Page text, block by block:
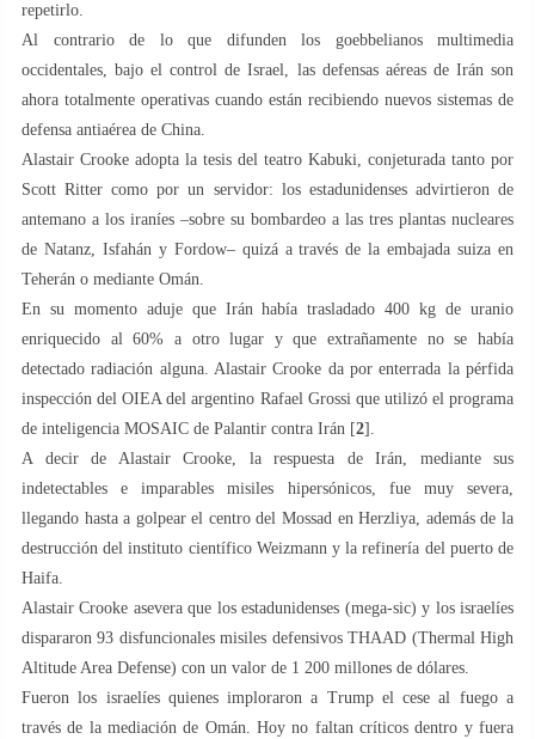
repetirlo.
Al contrario de lo que difunden los goebbelianos multimedia
occidentales, bajo el control de Israel, las defensas aéreas de Irán son
ahora totalmente operativas cuando están recibiendo nuevos sistemas de
defensa antiaérea de China.
Alastair Crooke adopta la tesis del teatro Kabuki, conjeturada tanto por
Scott Ritter como por un servidor: los estadunidenses advirtieron de
antemano a los iraníes –sobre su bombardeo a las tres plantas nucleares
de Natanz, Isfahán y Fordow– quizá a través de la embajada suiza en
Teherán o mediante Omán.
En su momento aduje que Irán había trasladado 400 kg de uranio
enriquecido al 60% a otro lugar y que extrañamente no se había
detectado radiación alguna. Alastair Crooke da por enterrada la pérfida
inspección del OIEA del argentino Rafael Grossi que utilizó el programa
de inteligencia MOSAIC de Palantir contra Irán [2].
A decir de Alastair Crooke, la respuesta de Irán, mediante sus
indetectables e imparables misiles hipersónicos, fue muy severa,
llegando hasta a golpear el centro del Mossad en Herzliya, además de la
destrucción del instituto científico Weizmann y la refinería del puerto de
Haifa.
Alastair Crooke asevera que los estadunidenses (mega-sic) y los israelíes
dispararon 93 disfuncionales misiles defensivos THAAD (Thermal High
Altitude Area Defense) con un valor de 1 200 millones de dólares.
Fueron los israelíes quienes imploraron a Trump el cese al fuego a
través de la mediación de Omán. Hoy no faltan críticos dentro y fuera